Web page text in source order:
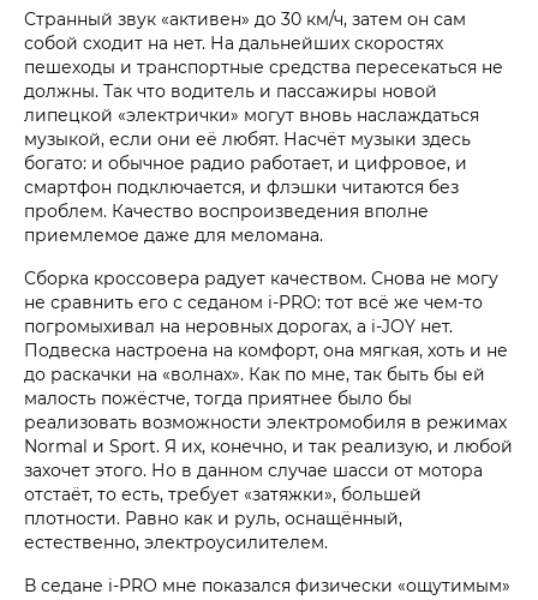
Странный звук «активен» до 30 км/ч, затем он сам
собой сходит на нет. На дальнейших скоростях
пешеходы и транспортные средства пересекаться не
должны. Так что водитель и пассажиры новой
липецкой «электрички» могут вновь наслаждаться
музыкой, если они её любят. Насчёт музыки здесь
богато: и обычное радио работает, и цифровое, и
смартфон подключается, и флэшки читаются без
проблем. Качество воспроизведения вполне
приемлемое даже для меломана.
Сборка кроссовера радует качеством. Снова не могу
не сравнить его с седаном i‑PRO: тот всё же чем-то
погромыхивал на неровных дорогах, а i‑JOY нет.
Подвеска настроена на комфорт, она мягкая, хоть и не
до раскачки на «волнах». Как по мне, так быть бы ей
малость пожёстче, тогда приятнее было бы
реализовать возможности электромобиля в режимах
Normal и Sport. Я их, конечно, и так реализую, и любой
захочет этого. Но в данном случае шасси от мотора
отстаёт, то есть, требует «затяжки», большей
плотности. Равно как и руль, оснащённый,
естественно, электроусилителем.
В седане i‑PRO мне показался физически «ощутимым»